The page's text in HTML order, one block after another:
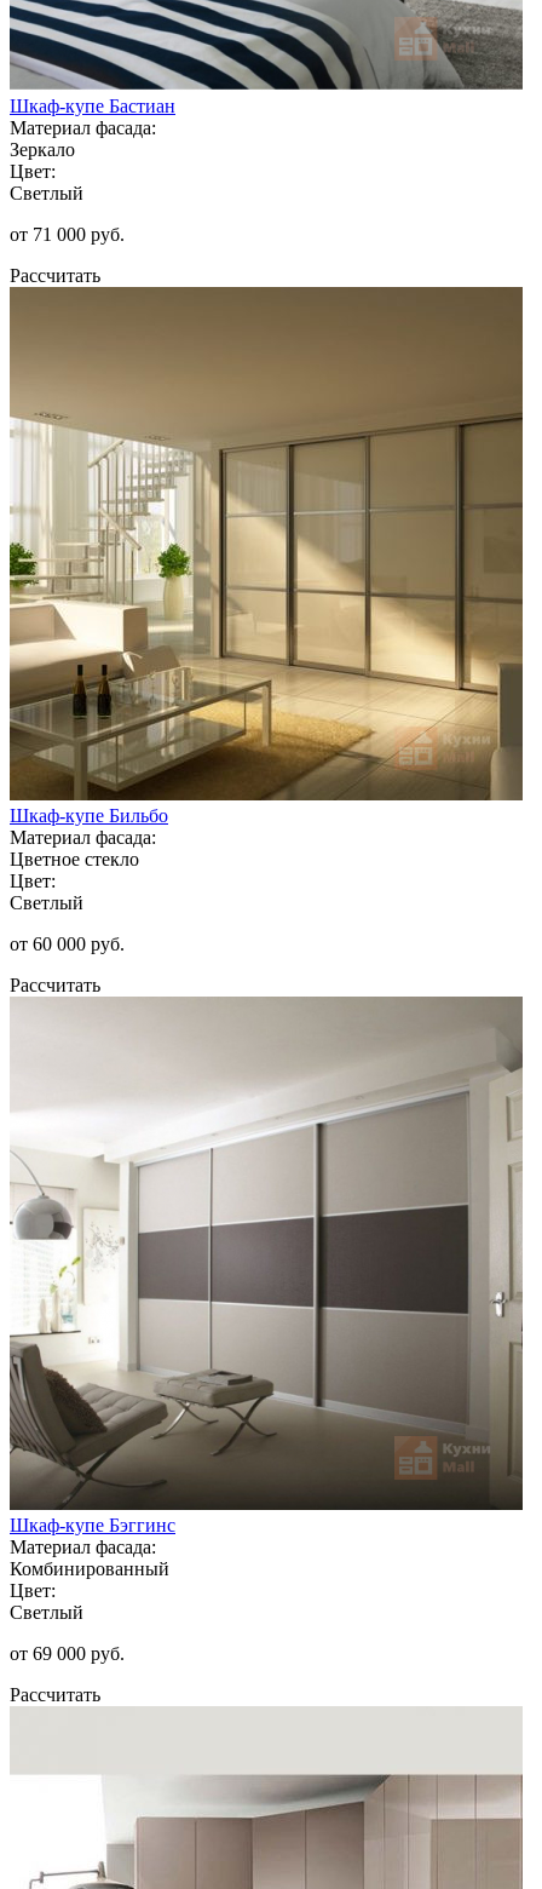
Шкаф-купе Бастиан
Материал фасада:
Зеркало
Цвет:
Светлый
от 71 000 руб.
Рассчитать
Шкаф-купе Бильбо
Материал фасада:
Цветное стекло
Цвет:
Светлый
от 60 000 руб.
Рассчитать
Шкаф-купе Бэггинс
Материал фасада:
Комбинированный
Цвет:
Светлый
от 69 000 руб.
Рассчитать